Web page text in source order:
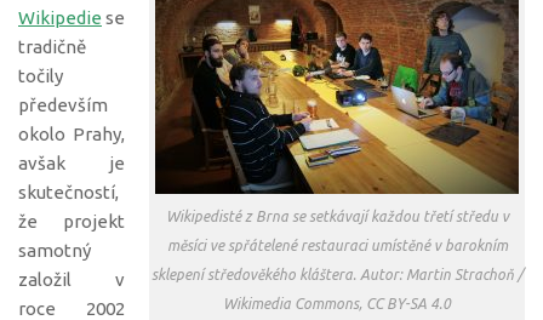
Wikipedisté z Brna se setkávají každou třetí středu v
měsíci ve spřátelené restauraci umístěné v barokním
sklepení středověkého kláštera. Autor: Martin Strachoň /
Wikimedia Commons, CC BY-SA 4.0
Wikipedie se
tradičně
točily
především
okolo Prahy,
avšak je
skutečností,
že projekt
samotný
založil v
roce 2002